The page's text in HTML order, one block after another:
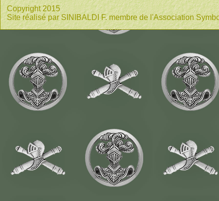
Copyright 2015
Site réalisé par SINIBALDI F. membre de l'Association